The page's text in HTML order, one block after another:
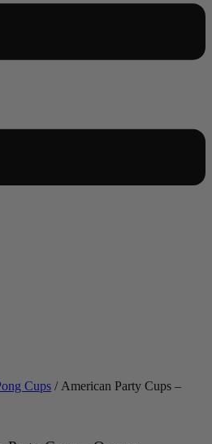
Cups / American Party Cups –